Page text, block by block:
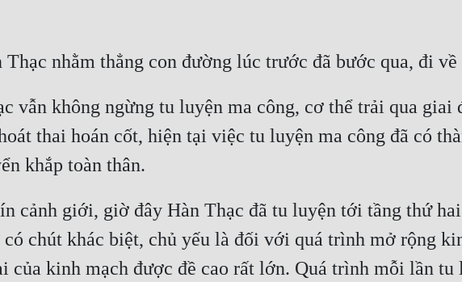
nhằm thẳng con đường lúc trước đã bước qua, đi
vẫn không ngừng tu luyện ma công, cơ thể trải qua giai
thai hoán cốt, hiện tại việc tu luyện ma công đã có
khắp toàn thân.
cảnh giới, giờ đây Hàn Thạc đã tu luyện tới tầng thứ
chút khác biệt, chủ yếu là đối với quá trình mở rộng
của kinh mạch được đề cao rất lớn. Quá trình mỗi lần